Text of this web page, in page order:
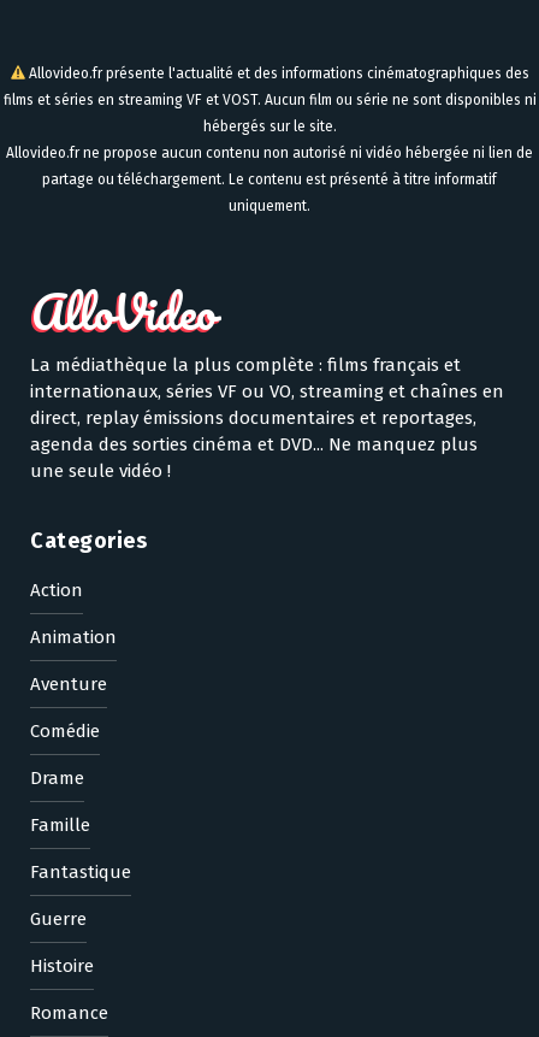
Allovideo.fr présente l'actualité et des informations cinématographiques des
films et séries en streaming VF et VOST. Aucun film ou série ne sont disponibles ni
hébergés sur le site.
Allovideo.fr ne propose aucun contenu non autorisé ni vidéo hébergée ni lien de
partage ou téléchargement. Le contenu est présenté à titre informatif
uniquement.
La médiathèque la plus complète : films français et
internationaux, séries VF ou VO, streaming et chaînes en
direct, replay émissions documentaires et reportages,
agenda des sorties cinéma et DVD... Ne manquez plus
une seule vidéo !
Categories
Action
Animation
Aventure
Comédie
Drame
Famille
Fantastique
Guerre
Histoire
Romance